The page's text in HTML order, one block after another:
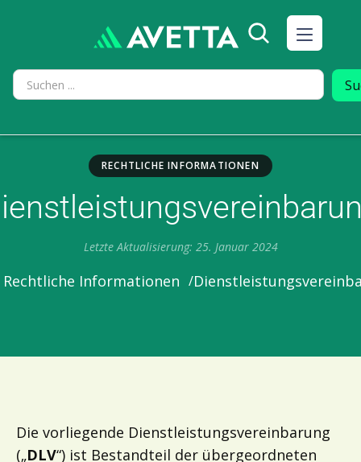
RECHTLICHE INFORMATIONEN
Letzte Aktualisierung: 25. Januar 2024
Rechtliche Informationen /
Die vorliegende Dienstleistungsvereinbarung
(„DLV“) ist Bestandteil der übergeordneten